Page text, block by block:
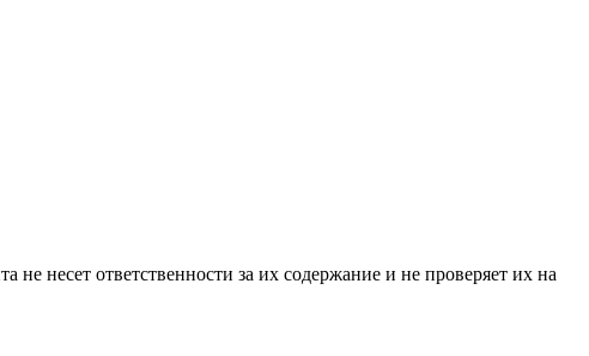
несет ответственности за их содержание и не проверяет их на